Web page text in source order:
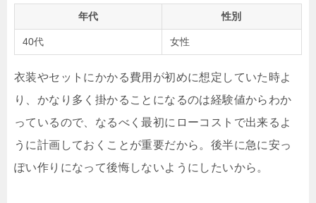
年代 性別
40代 女性
衣装やセットにかかる費用が初めに想定していた時よ
り、かなり多く掛かることになるのは経験値からわか
っているので、なるべく最初にローコストで出来るよ
うに計画しておくことが重要だから。後半に急に安っ
ぽい作りになって後悔しないようにしたいから。